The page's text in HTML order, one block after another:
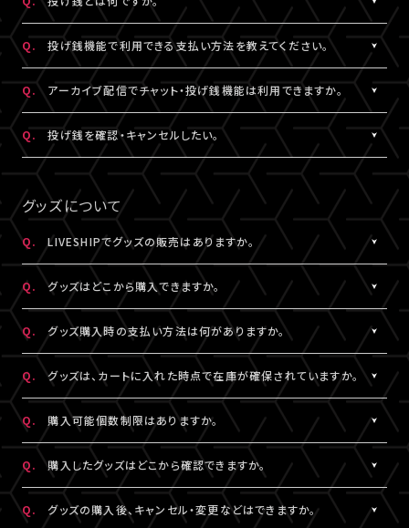
iOS：なし
Android：Chrome
なお、ユーザーがニックネームを変更した場合であっても、過去の
チャットのニックネームは変更されず、変更前のニックネームが表
示されます。
※ニックネームの登録・編集は配信視聴ページからも設定いただ
けます。
※コミュニティ機能が設定されている配信では、コミュニティ機能
とチャット機能のニックネーム設定は連動されます。
※公演によってはX連携をご利用いただけない場合があります。
欄上部「×」印）を押下すると、チャット非表示となります。 また、全
画面表示にした場合も、チャットは非表示になります。
A.
配信中にチップを送ることができる機能です。
投げ銭機能をご利用の場合は、「マイページ」内「基本情報」にござ
います「決済情報」にてクレジットカード決済情報のご登録いただ
くか、
配信中に配信視聴ページよりクレジットカード決済情報のご登録
をお願いいたします。
※公演によっては、投げ銭機能をご利用いただけない場合があり
ます。
Q. 投げ銭機能で利用できる支払い方法を教えてください。
クレジットカード決済をご利用いただけます。
投げ銭機能をご利用の場合は、「マイページ」内「基本情報」にござ
います「決済情報」にてクレジットカード決済情報のご登録いただ
くか、
配信中に配信視聴ページよりクレジットカード決済情報のご登録
をお願いいたします。
なお、決済方法については今後追加される可能性がございます。
Q. アーカイブ配信でチャット・投げ銭機能は利用できますか。
公演により異なります。チケット販売ページなどでご確認ください。
Q. 投げ銭を確認・キャンセルしたい。
投げ銭をキャンセルすることはできません。投げ銭機能をご利用の
場合は、金額に誤りがないか確認のうえ、ご利用ください。
複数回クリックにより、重複課金となる可能性がございますので、
ご注意ください。
※ご利用になった投げ銭は「マイページ」内「投げ銭履歴」よりご
確認いただけます。
グッズについて
Q. LIVESHIPでグッズの販売はありますか。
グッズの販売有無は各配信により異なります。
Q. グッズはどこから購入できますか。
各配信視聴ページなどでご購入いただけます。
LIVESHIPにご登録のA!-ID（メールアドレス）でログインのうえ、ご
利用ください。
※グッズをご購入いただくには、LIVESHIPへの会員登録が必要と
なります。
※LIVESHIPへの会員登録については ［Q:LIVESHIPを利用するに
はどうすればいいですか。］をご参照ください。
Q. グッズ購入時の支払い方法は何がありますか。
クレジットカード決済、コンビニ決済がご利用いただけます。
Q. グッズは、カートに入れた時点で在庫が確保されていますか。
カートに入れた時点では在庫確保とはなりません。
ご注文手続きが完了した時点で在庫確保となります。
ただしコンビニ決済をご利用の場合、支払い期限を過ぎると在庫
確保はリセットされますので予めご了承ください。
Q. 購入可能個数制限はありますか。
A.
公演・グッズにより異なります。グッズ商品詳細ページなどでご確
認ください。
Q. 購入したグッズはどこから確認できますか。
A.
「決済完了のお知らせ」メール、または「マイページ」内「グッズ購入
情報」よりご確認いただけます。
Q. グッズの購入後、キャンセル・変更などはできますか。